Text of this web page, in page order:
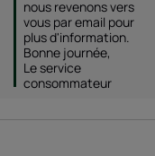
nous revenons vers
vous par email pour
plus d'information.
Bonne journée,
Le service
consommateur